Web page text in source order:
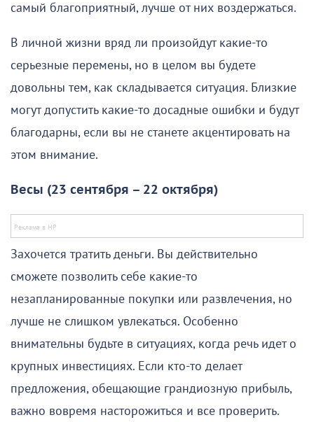
самый благоприятный, лучше от них воздержаться.
В личной жизни вряд ли произойдут какие-то
серьезные перемены, но в целом вы будете
довольны тем, как складывается ситуация. Близкие
могут допустить какие-то досадные ошибки и будут
благодарны, если вы не станете акцентировать на
этом внимание.
Весы (23 сентября – 22 октября)
Захочется тратить деньги. Вы действительно
сможете позволить себе какие-то
незапланированные покупки или развлечения, но
лучше не слишком увлекаться. Особенно
внимательны будьте в ситуациях, когда речь идет о
крупных инвестициях. Если кто-то делает
предложения, обещающие грандиозную прибыль,
важно вовремя насторожиться и все проверить.